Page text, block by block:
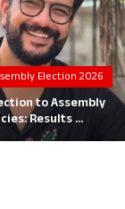
Election 2026
to Assembly
Results ...